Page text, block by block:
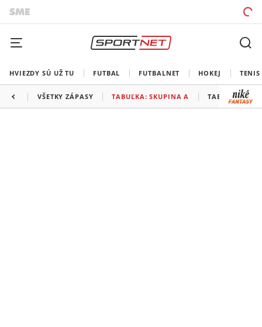
HVIEZDY SÚ UŽ TU FUTBAL FUTBALNET HOKEJ TENIS
VŠETKY ZÁPASY TABUĽKA: SKUPINA A TABUĽKA: